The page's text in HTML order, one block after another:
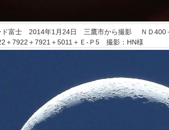
ド富士 2014年1月24日 三鷹市から撮影 ＮＤ400
＋7922＋7921＋5011＋Ｅ-Ｐ5 撮影：HN様